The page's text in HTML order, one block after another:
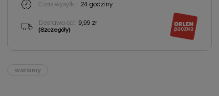
Czas wysyłki:
24 godziny
Dostawa od: 9,99 zł
(Szczegóły)
Warianty